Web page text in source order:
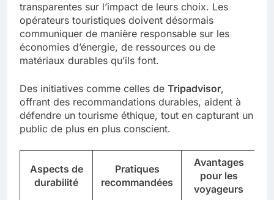
transparentes sur l’impact de leurs choix. Les
opérateurs touristiques doivent désormais
communiquer de manière responsable sur les
économies d’énergie, de ressources ou de
matériaux durables qu’ils font.
Des initiatives comme celles de Tripadvisor,
offrant des recommandations durables, aident à
défendre un tourisme éthique, tout en capturant un
public de plus en plus conscient.
Aspects de
durabilité
Pratiques
recommandées
Avantages
pour les
voyageurs